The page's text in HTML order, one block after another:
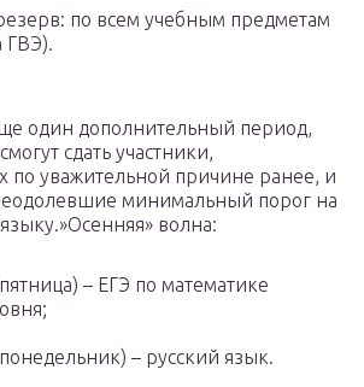
по всем учебным предметам
ГВЭ).
один дополнительный период,
сдать участники,
по уважительной причине ранее, и
минимальный порог на
волна:
– ЕГЭ по математике
– русский язык.